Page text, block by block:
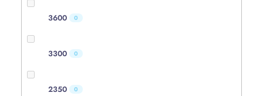
3600 0
3300 0
2350 0